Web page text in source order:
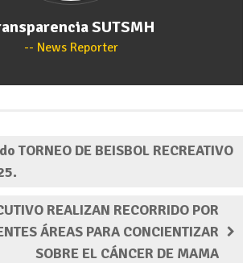
SUTSMH
News Reporter
TORNEO DE BEISBOL RECREATIVO
REALIZAN RECORRIDO POR
ÁREAS PARA CONCIENTIZAR
SOBRE EL CÁNCER DE MAMA